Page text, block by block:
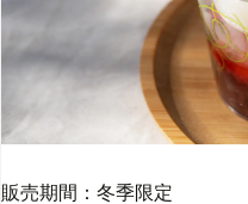
販売期間：冬季限定